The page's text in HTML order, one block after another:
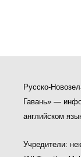
Русско-
Гавань» —
английском
Учредители: